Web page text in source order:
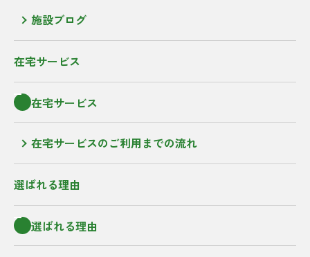
施設ブログ
在宅サービス
在宅サービス
在宅サービスのご利用までの流れ
選ばれる理由
選ばれる理由